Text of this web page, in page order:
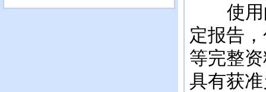
使用的
定报告
等完整
具有获